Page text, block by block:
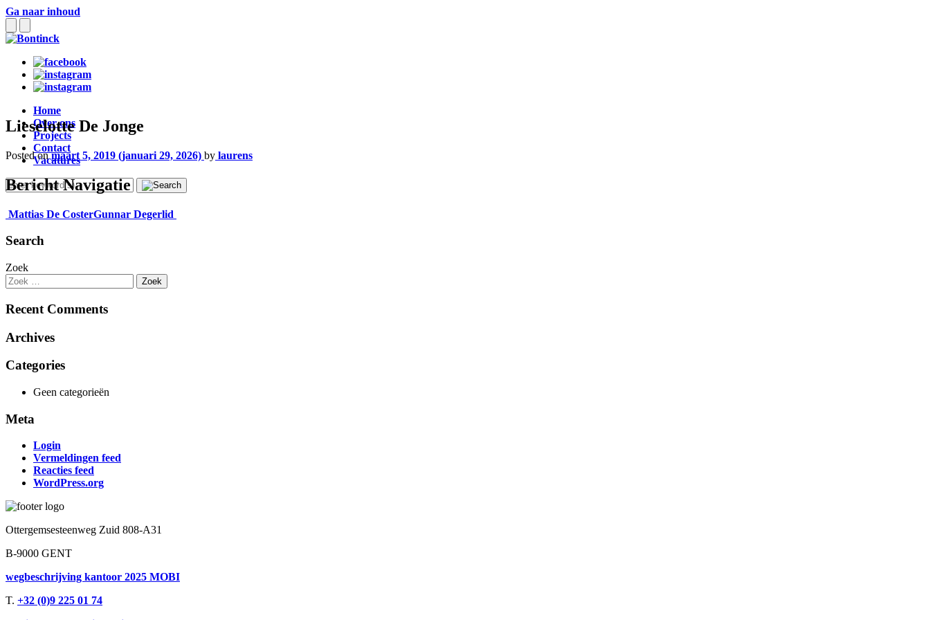
Ga naar inhoud
Home
Over ons
Projects
Contact
Vacatures
Lieselotte De Jonge
Posted onmaart 5, 2019 (januari 29, 2026) by laurens
Bericht Navigatie
Mattias De CosterGunnar Degerlid
Search
Zoek
Recent Comments
Archives
Categories
Geen categorieën
Meta
Login
Vermeldingen feed
Reacties feed
WordPress.org
Ottergemsesteenweg Zuid 808-A31
B-9000 GENT
wegbeschrijving kantoor 2025 MOBI
T. +32 (0)9 225 01 74